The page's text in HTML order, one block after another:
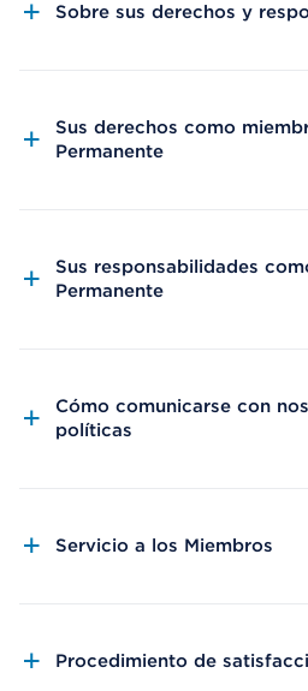
Sobre sus derechos y
Sus derechos como
Permanente
Sus responsabilidades
Permanente
Cómo comunicarse con
políticas
Servicio a los Miembros
Procedimiento de